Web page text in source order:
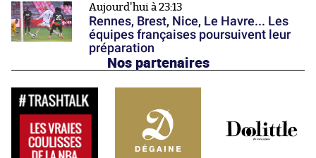
Aujourd'hui à 23:13
Rennes, Brest, Nice, Le Havre... Les
équipes françaises poursuivent leur
préparation
Nos partenaires